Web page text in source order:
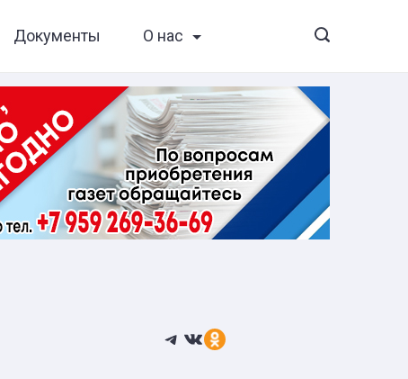
Документы О нас
Telegram
ВКонтакте
Ссылка